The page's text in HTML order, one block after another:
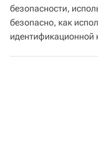
безопасности,
безопасно, как
идентификационной